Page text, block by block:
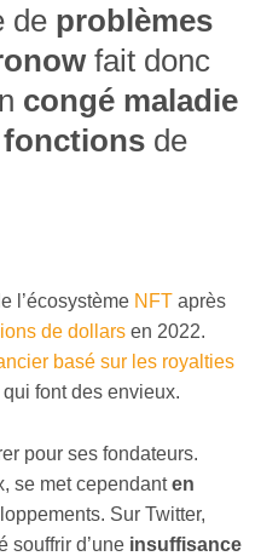
de problèmes
fait donc
congé maladie
fonctions de
l’écosystème NFT après
de dollars en 2022.
basé sur les royalties
qui font des envieux.
pour ses fondateurs.
se met cependanten
Sur Twitter,
souffrir d’une insuffisance